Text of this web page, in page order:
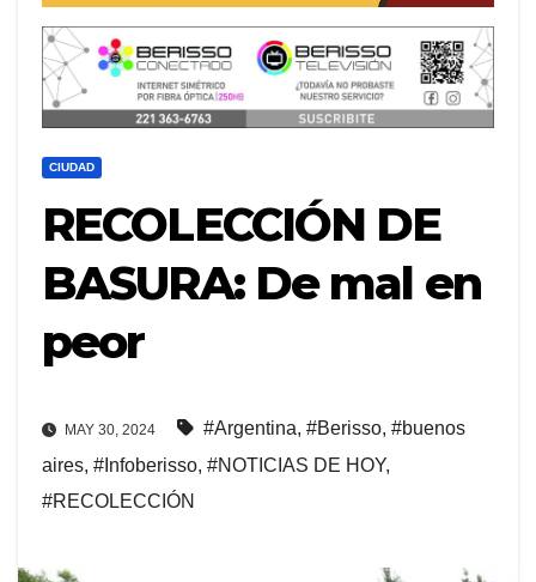
CIUDAD
RECOLECCIÓN DE
BASURA: De mal en
peor
MAY 30, 2024 #Argentina, #Berisso, #buenos
aires, #Infoberisso, #NOTICIAS DE HOY,
#RECOLECCIÓN